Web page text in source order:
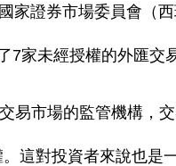
家證券市場委員會（
7家未經授權的外匯交
易市場的監管機構，
這對投資者來說也是